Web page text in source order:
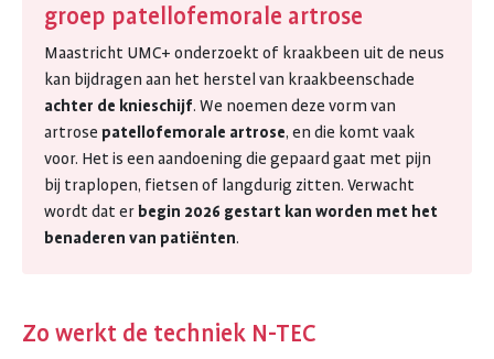
groep patellofemorale artrose
Maastricht UMC+ onderzoekt of kraakbeen uit de neus
kan bijdragen aan het herstel van kraakbeenschade
achter de knieschijf. We noemen deze vorm van
artrose patellofemorale artrose, en die komt vaak
voor. Het is een aandoening die gepaard gaat met pijn
bij traplopen, fietsen of langdurig zitten. Verwacht
wordt dat erbegin 2026 gestart kan worden met het
benaderen van patiënten.
Zo werkt de techniek N-TEC